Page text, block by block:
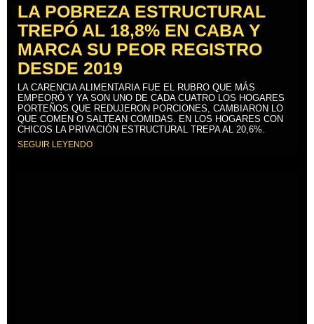
LA POBREZA ESTRUCTURAL
TREPÓ AL 18,8% EN CABA Y
MARCA SU PEOR REGISTRO
DESDE 2019
LA CARENCIA ALIMENTARIA FUE EL RUBRO QUE MÁS
EMPEORÓ Y YA SON UNO DE CADA CUATRO LOS HOGARES
PORTEÑOS QUE REDUJERON PORCIONES, CAMBIARON LO
QUE COMEN O SALTEAN COMIDAS. EN LOS HOGARES CON
CHICOS LA PRIVACIÓN ESTRUCTURAL TREPA AL 20,6%.
SEGUIR LEYENDO